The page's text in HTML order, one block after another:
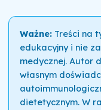
Ważne:Treści na
edukacyjny i nie
medycznej. Autor
własnym
dietetycznym. W